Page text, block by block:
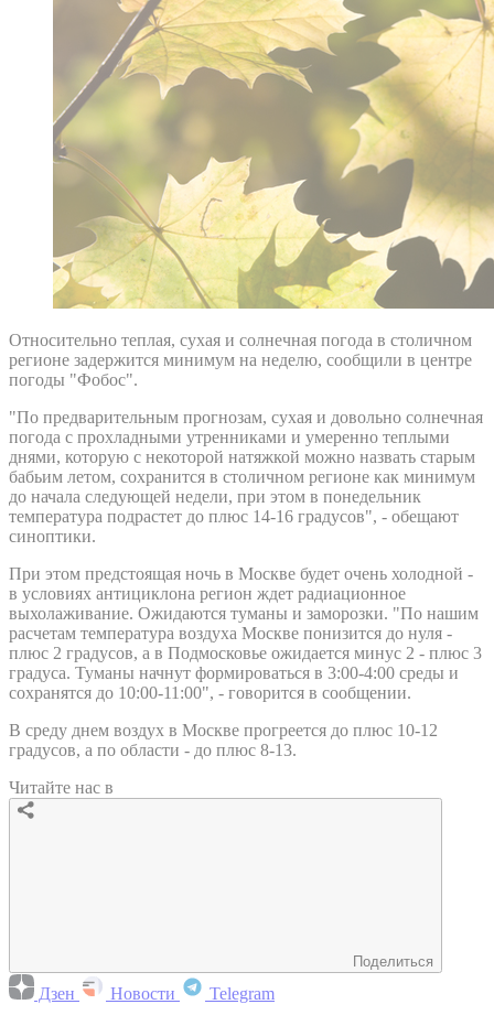
Относительно теплая, сухая и солнечная погода в столичном
регионе задержится минимум на неделю, сообщили в центре
погоды "Фобос".
"По предварительным прогнозам, сухая и довольно солнечная
погода с прохладными утренниками и умеренно теплыми
днями, которую с некоторой натяжкой можно назвать старым
бабьим летом, сохранится в столичном регионе как минимум
до начала следующей недели, при этом в понедельник
температура подрастет до плюс 14-16 градусов", - обещают
синоптики.
При этом предстоящая ночь в Москве будет очень холодной -
в условиях антициклона регион ждет радиационное
выхолаживание. Ожидаются туманы и заморозки. "По нашим
расчетам температура воздуха Москве понизится до нуля -
плюс 2 градусов, а в Подмосковье ожидается минус 2 - плюс 3
градуса. Туманы начнут формироваться в 3:00-4:00 среды и
сохранятся до 10:00-11:00", - говорится в сообщении.
В среду днем воздух в Москве прогреется до плюс 10-12
градусов, а по области - до плюс 8-13.
Читайте нас в
Поделиться
Дзен Новости Telegram